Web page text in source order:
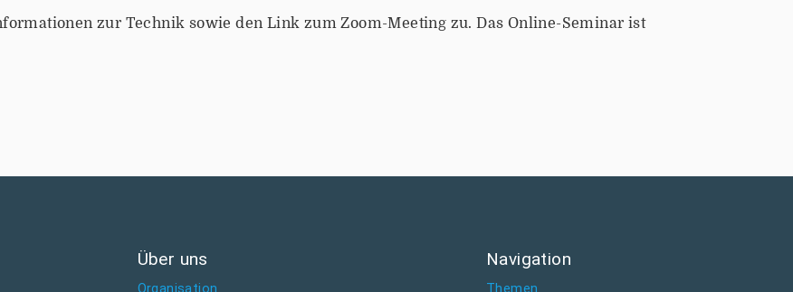
zur Technik sowie den Link zum Zoom-Meeting zu. Das Online-Seminar ist
Über uns
Organisation
Navigation
Themen